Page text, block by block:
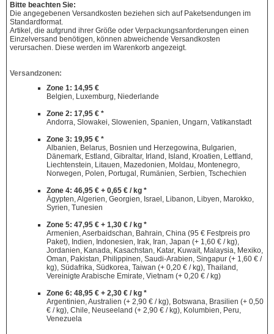
Bitte beachten Sie:
Die angegebenen Versandkosten beziehen sich auf Paketsendungen im
Standardformat.
Artikel, die aufgrund ihrer Größe oder Verpackungsanforderungen einen
Einzelversand benötigen, können abweichende Versandkosten
verursachen. Diese werden im Warenkorb angezeigt.
Versandzonen:
Zone 1: 14,95 €
Belgien, Luxemburg, Niederlande
Zone 2: 17,95 € *
Andorra, Slowakei, Slowenien, Spanien, Ungarn, Vatikanstadt
Zone 3: 19,95 € *
Albanien, Belarus, Bosnien und Herzegowina, Bulgarien,
Dänemark, Estland, Gibraltar, Irland, Island, Kroatien, Lettland,
Liechtenstein, Litauen, Mazedonien, Moldau, Montenegro,
Norwegen, Polen, Portugal, Rumänien, Serbien, Tschechien
Zone 4: 46,95 € + 0,65 € / kg *
Ägypten, Algerien, Georgien, Israel, Libanon, Libyen, Marokko,
Syrien, Tunesien
Zone 5: 47,95 € + 1,30 € / kg *
Armenien, Aserbaidschan, Bahrain, China (95 € Festpreis pro
Paket), Indien, Indonesien, Irak, Iran, Japan (+ 1,60 € / kg),
Jordanien, Kanada, Kasachstan, Katar, Kuwait, Malaysia, Mexiko,
Oman, Pakistan, Philippinen, Saudi-Arabien, Singapur (+ 1,60 € /
kg), Südafrika, Südkorea, Taiwan (+ 0,20 € / kg), Thailand,
Vereinigte Arabische Emirate, Vietnam (+ 0,20 € / kg)
Zone 6: 48,95 € + 2,30 € / kg *
Argentinien, Australien (+ 2,90 € / kg), Botswana, Brasilien (+ 0,50
€ / kg), Chile, Neuseeland (+ 2,90 € / kg), Kolumbien, Peru,
Venezuela